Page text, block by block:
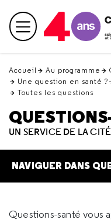
en
haut Menu principal
Accueil Au programme
Une question en santé ?
Toutes les questions
UN SERVICE DE LA
NAVIGUER DANS
Questions-santé vous